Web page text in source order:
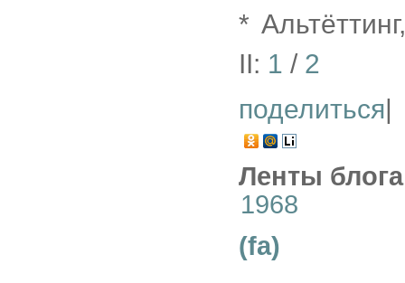
*
II: 1 / 2
поделиться|
Ленты
1968
(fa)